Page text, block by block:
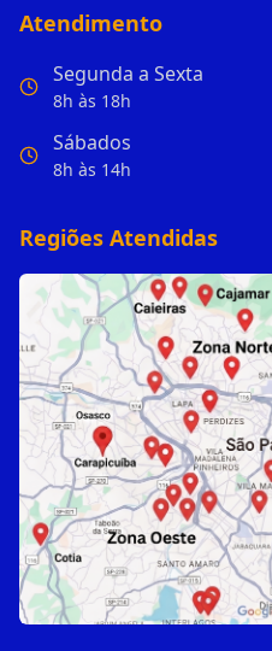
Atendimento
Segunda a Sexta
8h às 18h
Sábados
8h às 14h
Regiões Atendidas